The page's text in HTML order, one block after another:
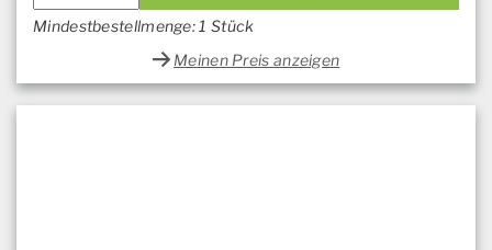
Mindestbestellmenge: 1 Stück
Meinen Preis anzeigen